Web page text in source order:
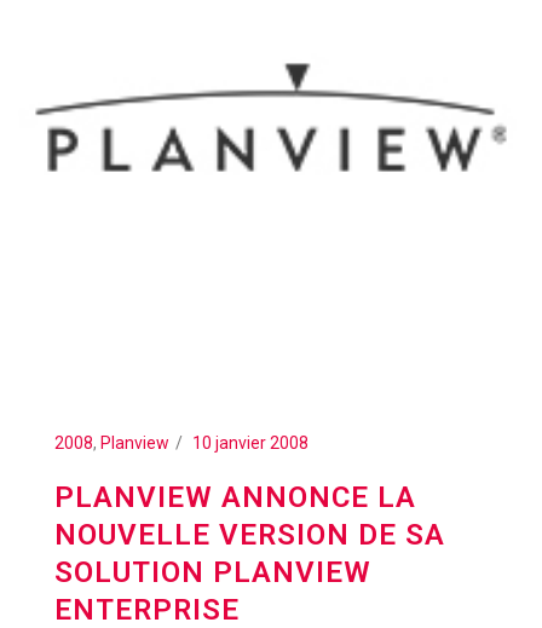
2008, Planview 10 janvier 2008
PLANVIEW ANNONCE LA
NOUVELLE VERSION DE SA
SOLUTION PLANVIEW
ENTERPRISE